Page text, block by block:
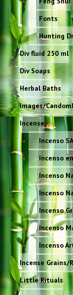
Fonts
Hunting
Div fluid 250 ml
Div Soaps
Herbal Baths
Images/
Incense
Incenso
Incenso
Incenso
Incenso
Incenso
Incenso
Incenso
Incense Grains/
Little Rituals